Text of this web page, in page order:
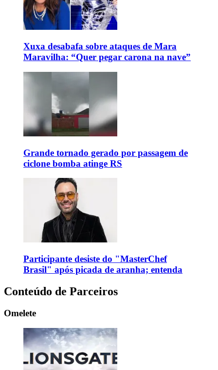
Xuxa desabafa sobre ataques de Mara
Maravilha: “Quer pegar carona na nave”
Grande tornado gerado por passagem de
ciclone bomba atinge RS
Participante desiste do "MasterChef
Brasil" após picada de aranha; entenda
Conteúdo de Parceiros
Omelete